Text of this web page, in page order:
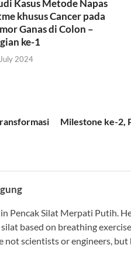
Kasus Metode Napas
khusus Cancer pada
Ganas di Colon –
ke-1
2024
Milestone ke-2,
Pencak Silat Merpati Putih.
based on breathing
not scientists or engineers,